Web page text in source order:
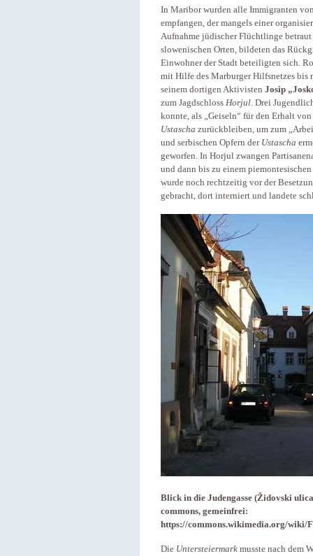
In Maribor wurden alle Immigranten
empfangen, der mangels einer
Aufnahme jüdischer Flüchtlinge betraut
slowenischen Orten, bildeten das
Einwohner der Stadt beteiligten sich.
mit Hilfe des Marburger Hilfsnetzes bis
seinem dortigen Aktivisten Josip
zum Jagdschloss Horjul. Drei
konnte, als „Geiseln“ für den Erhalt
Ustascha zurückbleiben, um zum
und serbischen Opfern der Ustascha
geworfen. In Horjul zwangen
und dann bis zu einem
wurde noch rechtzeitig vor der
gebracht, dort interniert und landete
Blick in die Judengasse (Židovski
commons, gemeinfrei:
https://commons.wikimedia.org/wiki/
Die Untersteiermark musste nach dem